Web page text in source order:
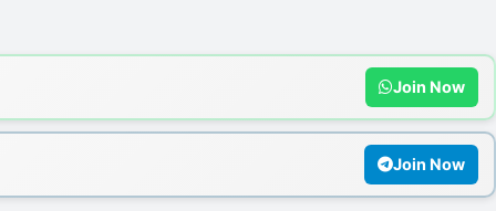
Join Now
Join Now